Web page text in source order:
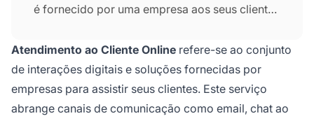
é fornecido por uma empresa aos seus clientes
atendimento ao cliente usam várias
ferramentas, como chat ao vivo, chamadas,
emails ou redes sociais para ajudar
efetivamente seus clientes.
Atendimento ao Cliente Online refere-se ao conjunto
de interações digitais e soluções fornecidas por
empresas para assistir seus clientes. Este serviço
abrange canais de comunicação como email, chat ao